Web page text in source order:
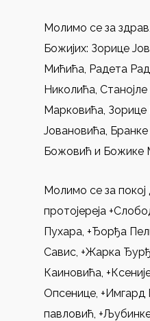
Молимо се за
Божијих: Зорице
Мићића, Радета
Николића, Станојле
Марковића, Зорице
Јовановића,
Божовић и Божике
Молимо се за покој
протојереја
Пухара, +Ђорђа
Савис, +Жарка
Каиновића,
Опсенице, +Имгард
павловић,